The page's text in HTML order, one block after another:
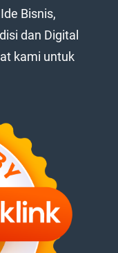
Bisnis,
dan Digital
kami untuk